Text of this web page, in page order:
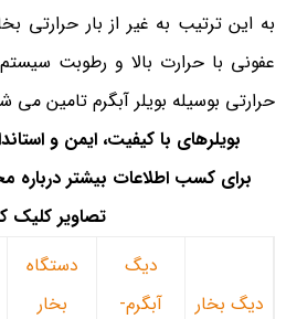
به این ترتیب به غیر از بار حرارتی
عفونی با حرارت بالا و رطوبت سیستم
حرارتی بوسیله بویلر آبگرم تامین می
بویلرهای با کیفیت، ایمن و
برای کسب اطلاعات بیشتر درباره
تصاویر کلیک
دیگ بخار
دیگ
آبگرم-
دستگاه
بخار